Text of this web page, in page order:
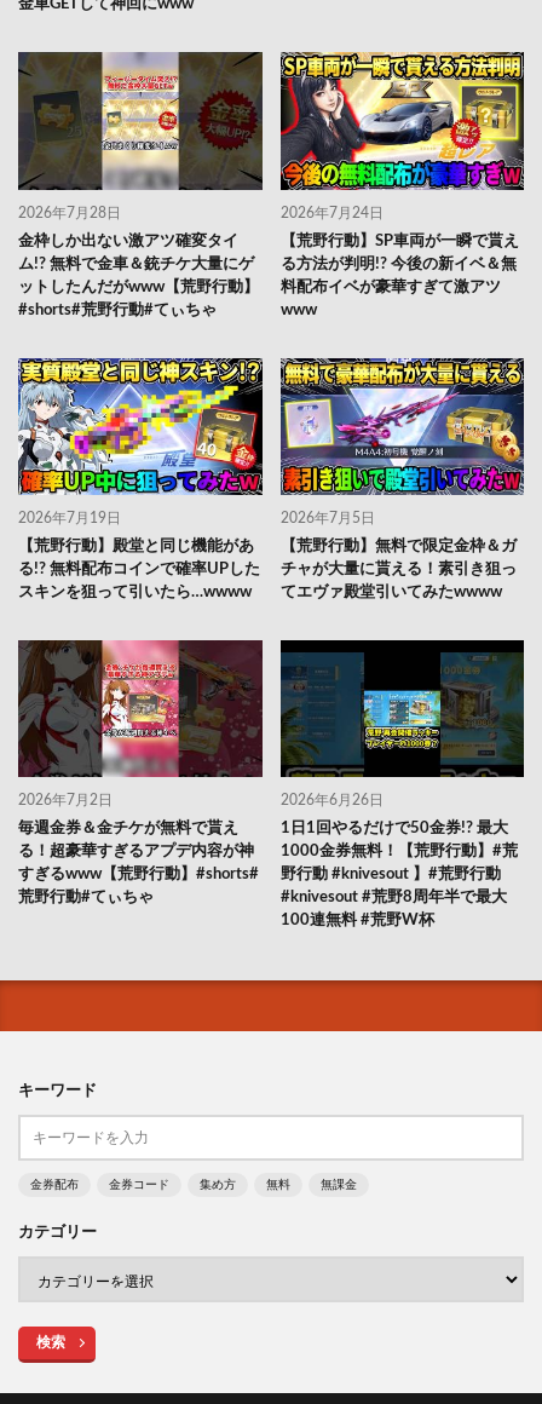
金車GETして神回にwww
2026年7月28日
金枠しか出ない激アツ確変タイ
ム!? 無料で金車＆銃チケ大量にゲ
ットしたんだがwww【荒野行動】
#shorts#荒野行動#てぃちゃ
2026年7月24日
【荒野行動】SP車両が一瞬で貰え
る方法が判明!? 今後の新イベ＆無
料配布イベが豪華すぎて激アツ
www
2026年7月19日
【荒野行動】殿堂と同じ機能があ
る!? 無料配布コインで確率UPした
スキンを狙って引いたら…wwww
2026年7月5日
【荒野行動】無料で限定金枠＆ガ
チャが大量に貰える！素引き狙っ
てエヴァ殿堂引いてみたwwww
2026年7月2日
毎週金券＆金チケが無料で貰え
る！超豪華すぎるアプデ内容が神
すぎるwww【荒野行動】#shorts#
荒野行動#てぃちゃ
2026年6月26日
1日1回やるだけで50金券!? 最大
1000金券無料！【荒野行動】#荒
野行動 #knivesout 】#荒野行動
#knivesout #荒野8周年半で最大
100連無料 #荒野W杯
キーワード
金券配布 金券コード 集め方 無料 無課金
カテゴリー
検索